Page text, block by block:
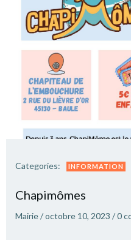
Categories: INFORMATION
Chapimômes
Mairie/octobre 10, 2023 /0